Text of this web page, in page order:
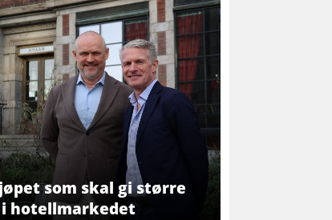
som skal gi større
hotellmarkedet